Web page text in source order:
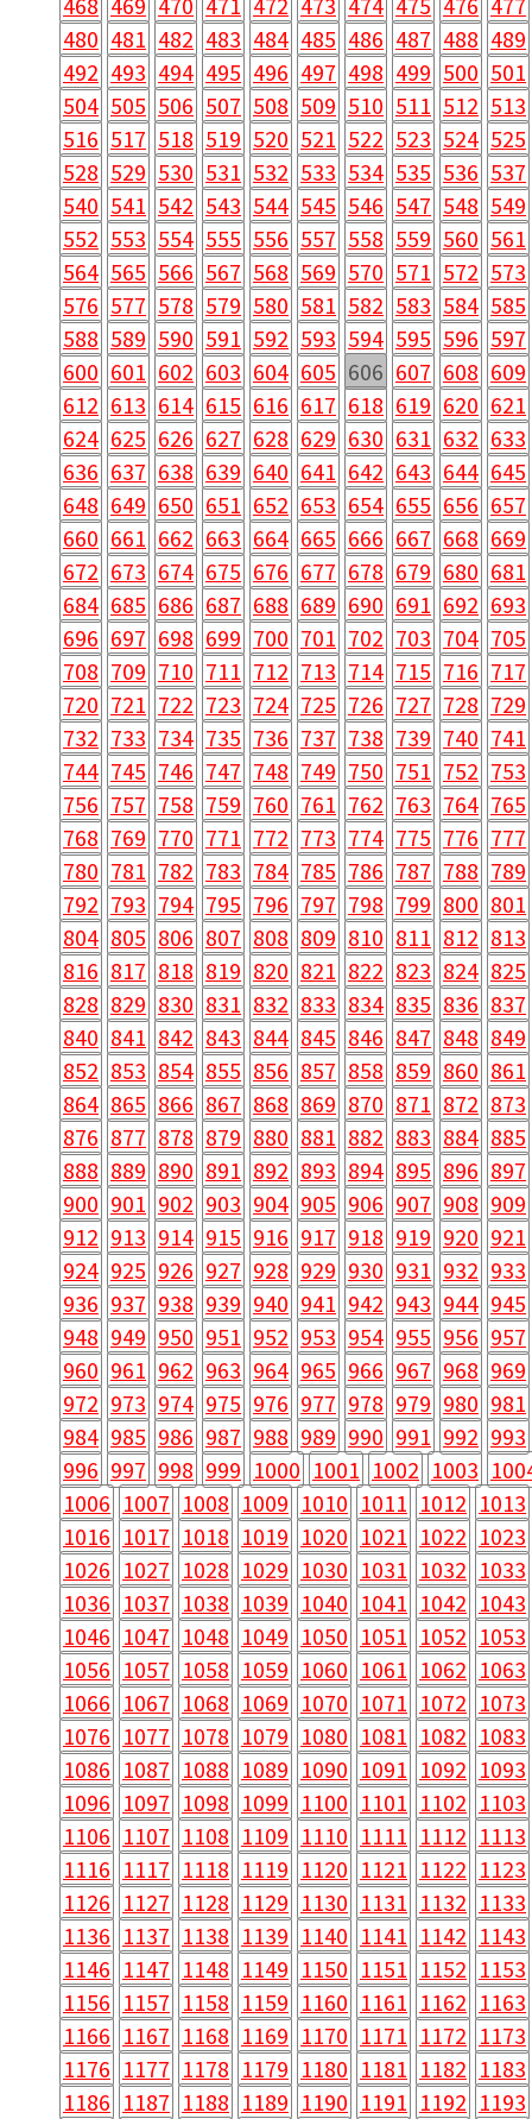
480 481 482 483 484 485 486 487 488 489
492 493 494 495 496 497 498 499 500 501
504 505 506 507 508 509 510 511 512 513
516 517 518 519 520 521 522 523 524 525
528 529 530 531 532 533 534 535 536 537
540 541 542 543 544 545 546 547 548 549
552 553 554 555 556 557 558 559 560 561
564 565 566 567 568 569 570 571 572 573
576 577 578 579 580 581 582 583 584 585
588 589 590 591 592 593 594 595 596 597
600 601 602 603 604 605 606 607 608 609
612 613 614 615 616 617 618 619 620 621
624 625 626 627 628 629 630 631 632 633
636 637 638 639 640 641 642 643 644 645
648 649 650 651 652 653 654 655 656 657
660 661 662 663 664 665 666 667 668 669
672 673 674 675 676 677 678 679 680 681
684 685 686 687 688 689 690 691 692 693
696 697 698 699 700 701 702 703 704 705
708 709 710 711 712 713 714 715 716 717
720 721 722 723 724 725 726 727 728 729
732 733 734 735 736 737 738 739 740 741
744 745 746 747 748 749 750 751 752 753
756 757 758 759 760 761 762 763 764 765
768 769 770 771 772 773 774 775 776 777
780 781 782 783 784 785 786 787 788 789
792 793 794 795 796 797 798 799 800 801
804 805 806 807 808 809 810 811 812 813
816 817 818 819 820 821 822 823 824 825
828 829 830 831 832 833 834 835 836 837
840 841 842 843 844 845 846 847 848 849
852 853 854 855 856 857 858 859 860 861
864 865 866 867 868 869 870 871 872 873
876 877 878 879 880 881 882 883 884 885
888 889 890 891 892 893 894 895 896 897
900 901 902 903 904 905 906 907 908 909
912 913 914 915 916 917 918 919 920 921
924 925 926 927 928 929 930 931 932 933
936 937 938 939 940 941 942 943 944 945
948 949 950 951 952 953 954 955 956 957
960 961 962 963 964 965 966 967 968 969
972 973 974 975 976 977 978 979 980 981
984 985 986 987 988 989 990 991 992 993
996 997 998 999 1000 1001 1002 1003
1006 1007 1008 1009 1010 1011 1012 1013
1016 1017 1018 1019 1020 1021 1022 1023
1026 1027 1028 1029 1030 1031 1032 1033
1036 1037 1038 1039 1040 1041 1042 1043
1046 1047 1048 1049 1050 1051 1052 1053
1056 1057 1058 1059 1060 1061 1062 1063
1066 1067 1068 1069 1070 1071 1072 1073
1076 1077 1078 1079 1080 1081 1082 1083
1086 1087 1088 1089 1090 1091 1092 1093
1096 1097 1098 1099 1100 1101 1102 1103
1106 1107 1108 1109 1110 1111 1112 1113
1116 1117 1118 1119 1120 1121 1122 1123
1126 1127 1128 1129 1130 1131 1132 1133
1136 1137 1138 1139 1140 1141 1142 1143
1146 1147 1148 1149 1150 1151 1152 1153
1156 1157 1158 1159 1160 1161 1162 1163
1166 1167 1168 1169 1170 1171 1172 1173
1176 1177 1178 1179 1180 1181 1182 1183
1186 1187 1188 1189 1190 1191 1192 1193